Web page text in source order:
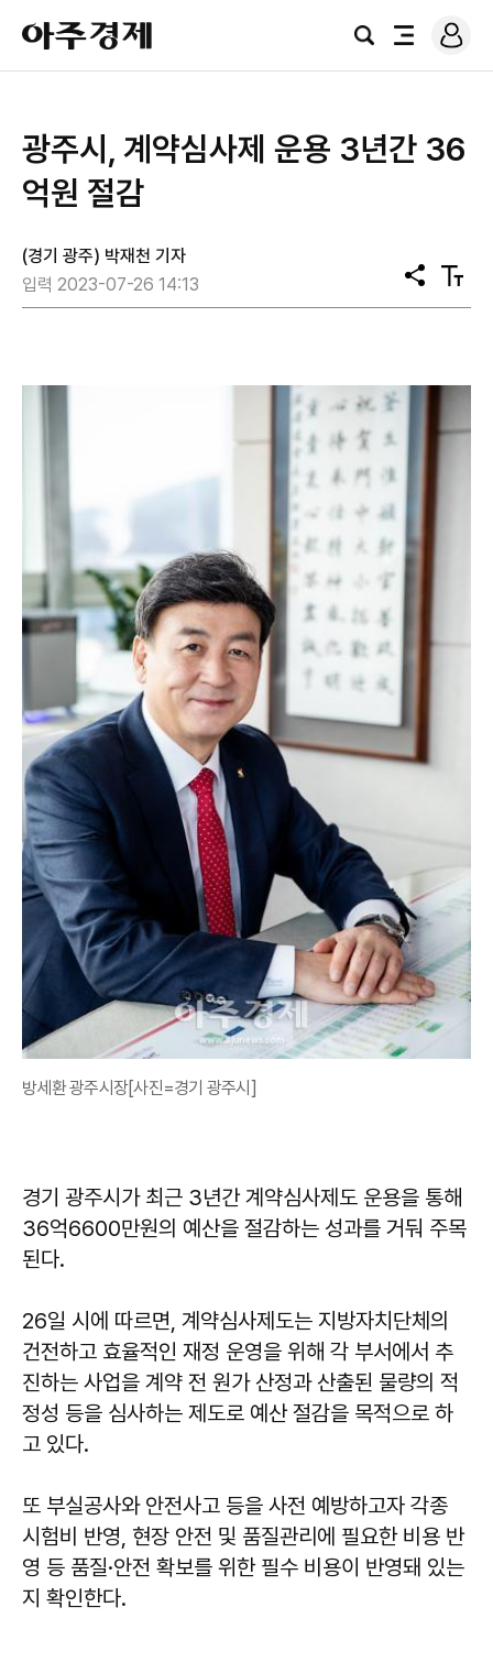
아
주
경
검
전
로
그
광주시, 계약심사제 운용 3년간 36
억원 절감
(경기 광주) 박재천 기자
입력 2023-07-26 14:13
공
유
텍
스
방세환 광주시장[사진=경기 광주시]
경기 광주시가 최근 3년간 계약심사제도 운용을 통해
36억6600만원의 예산을 절감하는 성과를 거둬 주목
된다.
26일 시에 따르면, 계약심사제도는 지방자치단체의
건전하고 효율적인 재정 운영을 위해 각 부서에서 추
진하는 사업을 계약 전 원가 산정과 산출된 물량의 적
정성 등을 심사하는 제도로 예산 절감을 목적으로 하
고 있다.
또 부실공사와 안전사고 등을 사전 예방하고자 각종
시험비 반영, 현장 안전 및 품질관리에 필요한 비용 반
영 등 품질·안전 확보를 위한 필수 비용이 반영돼 있는
지 확인한다.